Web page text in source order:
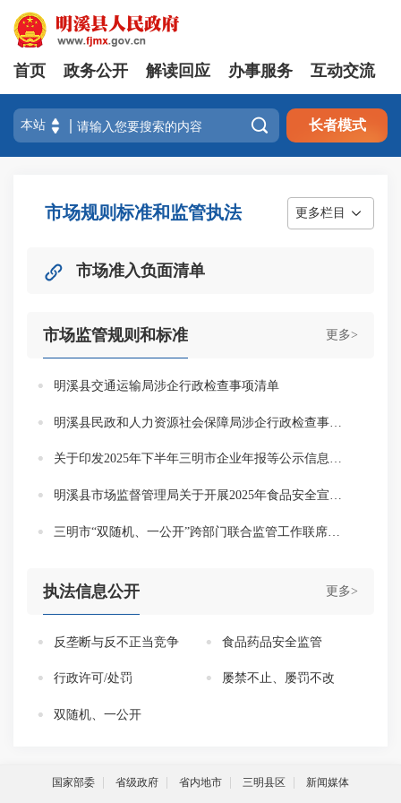
首页 政务公开 解读回应 办事服务 互动交流
 长者模式
市场规则标准和监管执法 更多栏目
市场准入负面清单
更多>
市场监管规则和标准
明溪县交通运输局涉企行政检查事项清单
关于印发2025年下半年三明市企业年报等公示信息和有关经营行为跨部门联合抽查进一步强化协同检查实施方案的通知
明溪县市场监督管理局关于开展2025年食品安全宣传周活动的通知
更多>
执法信息公开
反垄断与反不正当竞争 食品药品安全监管
行政许可/处罚 屡禁不止、屡罚不改
双随机、一公开
国家部委 省级政府 省内地市 三明县区 新闻媒体